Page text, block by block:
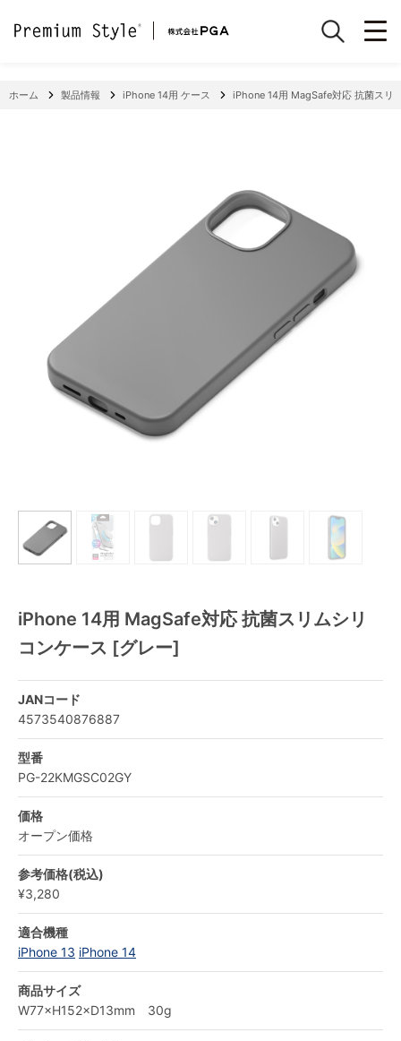
ホーム 製品情報 iPhone 14用 ケース iPhone 14用 MagSafe対応 抗菌スリ
iPhone 14用 MagSafe対応 抗菌スリムシリ
コンケース [グレー]
JANコード
4573540876887
型番
PG-22KMGSC02GY
価格
オープン価格
参考価格(税込)
¥3,280
適合機種
iPhone 13 iPhone 14
商品サイズ
W77×H152×D13mm 30g